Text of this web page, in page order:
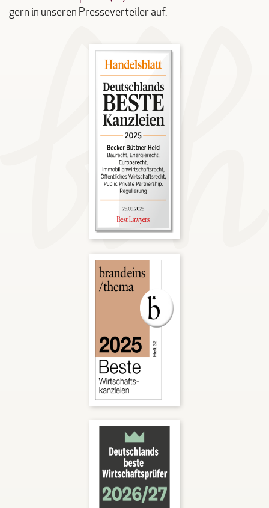
gern in unseren Presseverteiler auf.